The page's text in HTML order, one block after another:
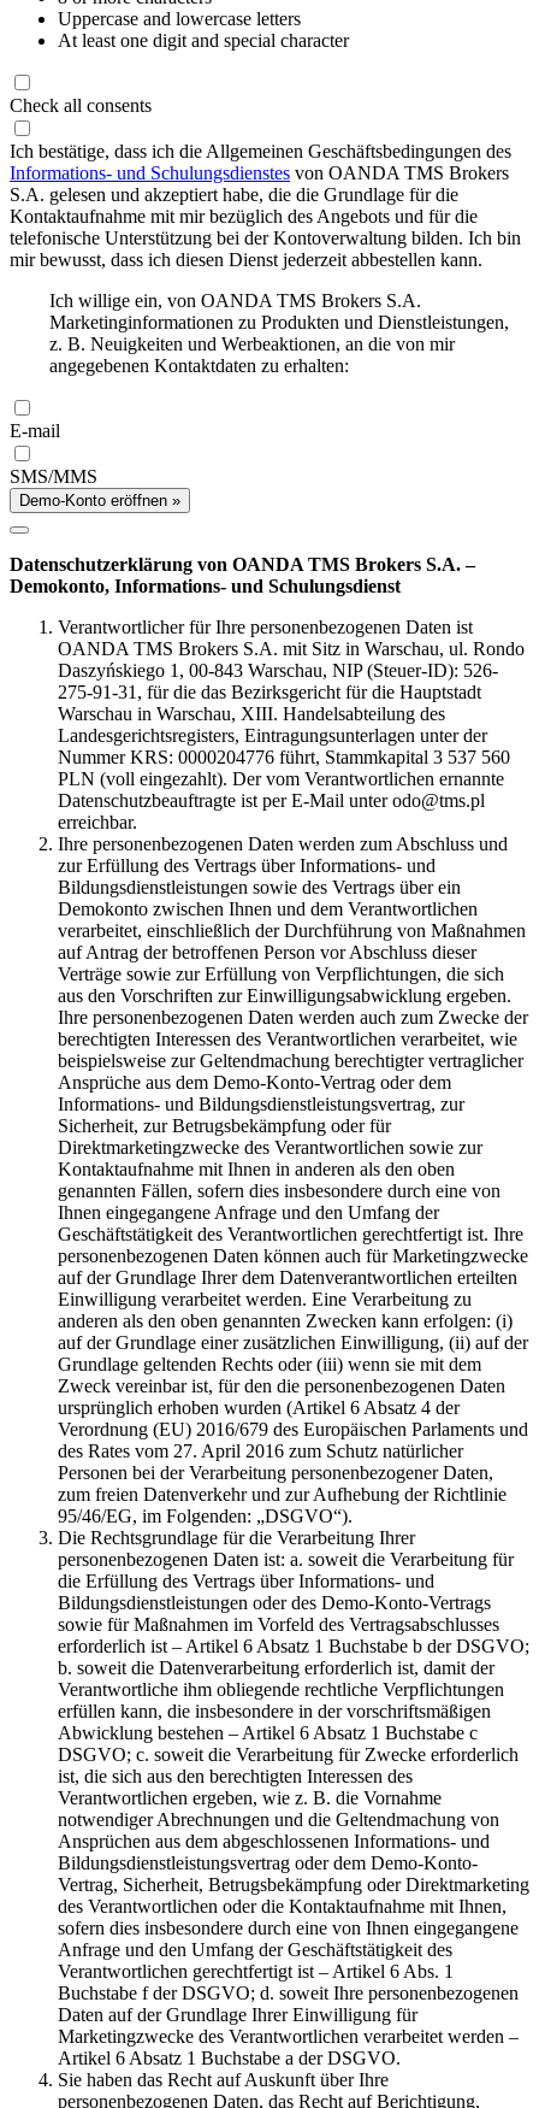
Uppercase and lowercase letters
At least one digit and special character
Check all consents
Ich bestätige, dass ich die Allgemeinen Geschäftsbedingungen des
Informations- und Schulungsdienstes von OANDA TMS Brokers
S.A. gelesen und akzeptiert habe, die die Grundlage für die
Kontaktaufnahme mit mir bezüglich des Angebots und für die
telefonische Unterstützung bei der Kontoverwaltung bilden. Ich bin
mir bewusst, dass ich diesen Dienst jederzeit abbestellen kann.
Ich willige ein, von OANDA TMS Brokers S.A.
Marketinginformationen zu Produkten und Dienstleistungen,
z. B. Neuigkeiten und Werbeaktionen, an die von mir
angegebenen Kontaktdaten zu erhalten:
E-mail
SMS/MMS
Demo-Konto eröffnen »
Datenschutzerklärung von OANDA TMS Brokers S.A. –
Demokonto, Informations- und Schulungsdienst
Verantwortlicher für Ihre personenbezogenen Daten ist
OANDA TMS Brokers S.A. mit Sitz in Warschau, ul. Rondo
Daszyńskiego 1, 00-843 Warschau, NIP (Steuer-ID): 526-
275-91-31, für die das Bezirksgericht für die Hauptstadt
Warschau in Warschau, XIII. Handelsabteilung des
Landesgerichtsregisters, Eintragungsunterlagen unter der
Nummer KRS: 0000204776 führt, Stammkapital 3 537 560
PLN (voll eingezahlt). Der vom Verantwortlichen ernannte
Datenschutzbeauftragte ist per E-Mail unter odo@tms.pl
erreichbar.
Ihre personenbezogenen Daten werden zum Abschluss und
zur Erfüllung des Vertrags über Informations- und
Bildungsdienstleistungen sowie des Vertrags über ein
Demokonto zwischen Ihnen und dem Verantwortlichen
verarbeitet, einschließlich der Durchführung von Maßnahmen
auf Antrag der betroffenen Person vor Abschluss dieser
Verträge sowie zur Erfüllung von Verpflichtungen, die sich
aus den Vorschriften zur Einwilligungsabwicklung ergeben.
Ihre personenbezogenen Daten werden auch zum Zwecke der
berechtigten Interessen des Verantwortlichen verarbeitet, wie
beispielsweise zur Geltendmachung berechtigter vertraglicher
Ansprüche aus dem Demo-Konto-Vertrag oder dem
Informations- und Bildungsdienstleistungsvertrag, zur
Sicherheit, zur Betrugsbekämpfung oder für
Direktmarketingzwecke des Verantwortlichen sowie zur
Kontaktaufnahme mit Ihnen in anderen als den oben
genannten Fällen, sofern dies insbesondere durch eine von
Ihnen eingegangene Anfrage und den Umfang der
Geschäftstätigkeit des Verantwortlichen gerechtfertigt ist. Ihre
personenbezogenen Daten können auch für Marketingzwecke
auf der Grundlage Ihrer dem Datenverantwortlichen erteilten
Einwilligung verarbeitet werden. Eine Verarbeitung zu
anderen als den oben genannten Zwecken kann erfolgen: (i)
auf der Grundlage einer zusätzlichen Einwilligung, (ii) auf der
Grundlage geltenden Rechts oder (iii) wenn sie mit dem
Zweck vereinbar ist, für den die personenbezogenen Daten
ursprünglich erhoben wurden (Artikel 6 Absatz 4 der
Verordnung (EU) 2016/679 des Europäischen Parlaments und
des Rates vom 27. April 2016 zum Schutz natürlicher
Personen bei der Verarbeitung personenbezogener Daten,
zum freien Datenverkehr und zur Aufhebung der Richtlinie
95/46/EG, im Folgenden: „DSGVO“).
Die Rechtsgrundlage für die Verarbeitung Ihrer
personenbezogenen Daten ist: a. soweit die Verarbeitung für
die Erfüllung des Vertrags über Informations- und
Bildungsdienstleistungen oder des Demo-Konto-Vertrags
sowie für Maßnahmen im Vorfeld des Vertragsabschlusses
erforderlich ist – Artikel 6 Absatz 1 Buchstabe b der DSGVO;
b. soweit die Datenverarbeitung erforderlich ist, damit der
Verantwortliche ihm obliegende rechtliche Verpflichtungen
erfüllen kann, die insbesondere in der vorschriftsmäßigen
Abwicklung bestehen – Artikel 6 Absatz 1 Buchstabe c
DSGVO; c. soweit die Verarbeitung für Zwecke erforderlich
ist, die sich aus den berechtigten Interessen des
Verantwortlichen ergeben, wie z. B. die Vornahme
notwendiger Abrechnungen und die Geltendmachung von
Ansprüchen aus dem abgeschlossenen Informations- und
Bildungsdienstleistungsvertrag oder dem Demo-Konto-
Vertrag, Sicherheit, Betrugsbekämpfung oder Direktmarketing
des Verantwortlichen oder die Kontaktaufnahme mit Ihnen,
sofern dies insbesondere durch eine von Ihnen eingegangene
Anfrage und den Umfang der Geschäftstätigkeit des
Verantwortlichen gerechtfertigt ist – Artikel 6 Abs. 1
Buchstabe f der DSGVO; d. soweit Ihre personenbezogenen
Daten auf der Grundlage Ihrer Einwilligung für
Marketingzwecke des Verantwortlichen verarbeitet werden –
Artikel 6 Absatz 1 Buchstabe a der DSGVO.
Sie haben das Recht auf Auskunft über Ihre
personenbezogenen Daten, das Recht auf Berichtigung,